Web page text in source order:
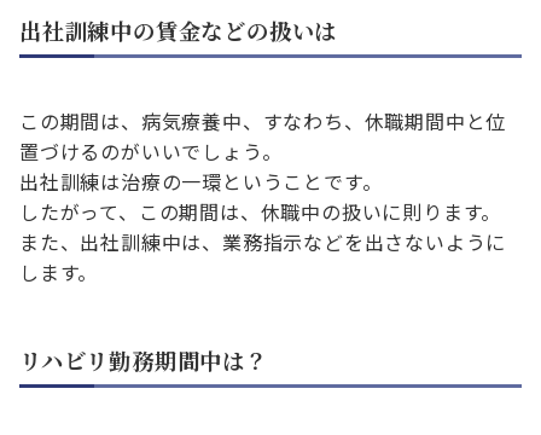
出社訓練中の賃金などの扱いは
この期間は、病気療養中、すなわち、休職期間中と位
置づけるのがいいでしょう。
出社訓練は治療の一環ということです。
したがって、この期間は、休職中の扱いに則ります。
また、出社訓練中は、業務指示などを出さないように
します。
リハビリ勤務期間中は？